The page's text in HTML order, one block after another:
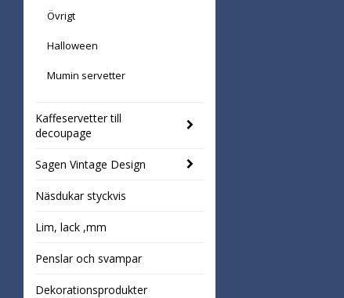
Övrigt
Halloween
Mumin servetter
Kaffeservetter till
decoupage
Sagen Vintage Design
Näsdukar styckvis
Lim, lack ,mm
Penslar och svampar
Dekorationsprodukter